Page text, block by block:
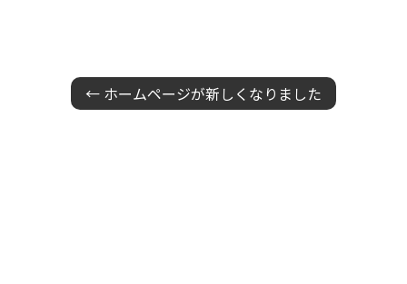
← ホームページが新しくなりました